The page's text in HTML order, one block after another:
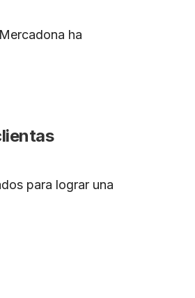
ha
para lograr una